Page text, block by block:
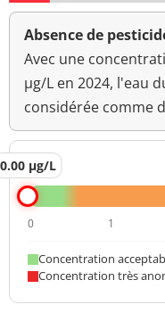
Absence de
Avec une
µg/L en 2024, l'eau
considérée comme
0.00 µg/L
0 1
Concentration
Concentration très